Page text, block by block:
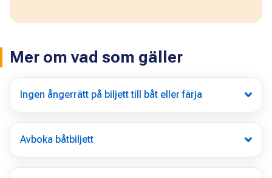
Mer om vad som gäller
Ingen ångerrätt på biljett till båt eller färja
Avboka båtbiljett